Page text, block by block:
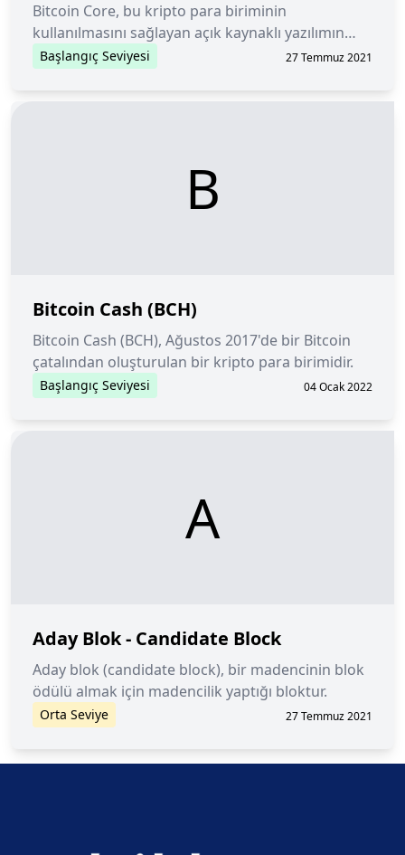
Bitcoin Core, bu kripto para biriminin
kullanılmasını sağlayan açık kaynaklı yazılımın
adıdır. Aynı zamanda bitcoin ağı için bir istemcidir.
Başlangıç Seviyesi 27 Temmuz 2021
B
Bitcoin Cash (BCH)
Bitcoin Cash (BCH), Ağustos 2017'de bir Bitcoin
çatalından oluşturulan bir kripto para birimidir.
Başlangıç Seviyesi 04 Ocak 2022
A
Aday Blok - Candidate Block
Aday blok (candidate block), bir madencinin blok
ödülü almak için madencilik yaptığı bloktur.
Orta Seviye 27 Temmuz 2021